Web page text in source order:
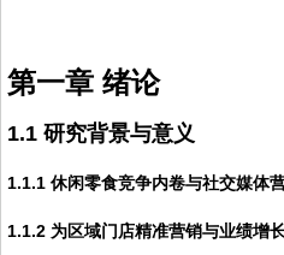
第一章 绪论
1.1 研究背景与意义
1.1.1 休闲零食竞争内卷与社交媒体
1.1.2 为区域门店精准营销与业绩增